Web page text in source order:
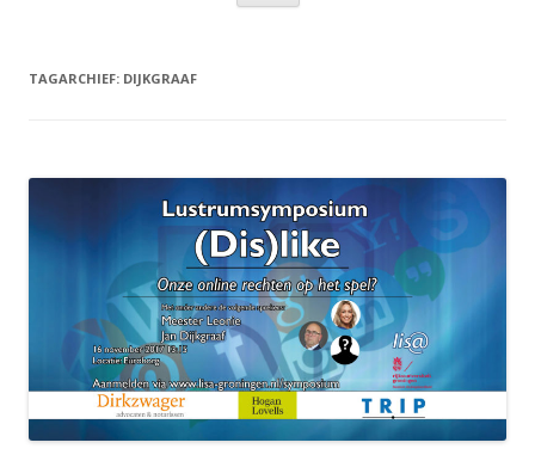
inhoud
TAGARCHIEF: DIJKGRAAF